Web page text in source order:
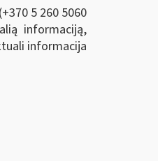
(+370 5 260 5060
informaciją,
informacija